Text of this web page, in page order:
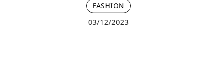
FASHION
03/12/2023